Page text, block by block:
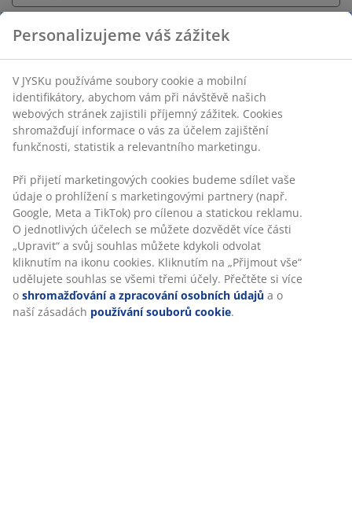
Neomezené možnosti vrácení
Žádné časové omezení – zboží vraťte na jakoukoli
prodejnu JYSK
Garance ceny
30-denní garance ceny na všechny výrobky
Rychlá a snadná doprava podle vašich představ
100% polyester (30 % recyklováno). 50x50 cm
Skladová položka: 6890126
Personalizujeme váš zážitek
V JYSKu používáme soubory cookie a mobilní
identifikátory, abychom vám při návštěvě našich
webových stránek zajistili příjemný zážitek. Cookies
shromažďují informace o vás za účelem zajištění
funkčnosti, statistik a relevantního marketingu.
Při přijetí marketingových cookies budeme sdílet vaše
údaje o prohlížení s marketingovými partnery (např.
Google, Meta a TikTok) pro cílenou a statickou reklamu.
O jednotlivých účelech se můžete dozvědět více části
„Upravit“ a svůj souhlas můžete kdykoli odvolat
kliknutím na ikonu cookies. Kliknutím na „Přijmout vše“
udělujete souhlas se všemi třemi účely. Přečtěte si více
o shromažďování a zpracování osobních údajů a o
naší zásadách používání souborů cookie.